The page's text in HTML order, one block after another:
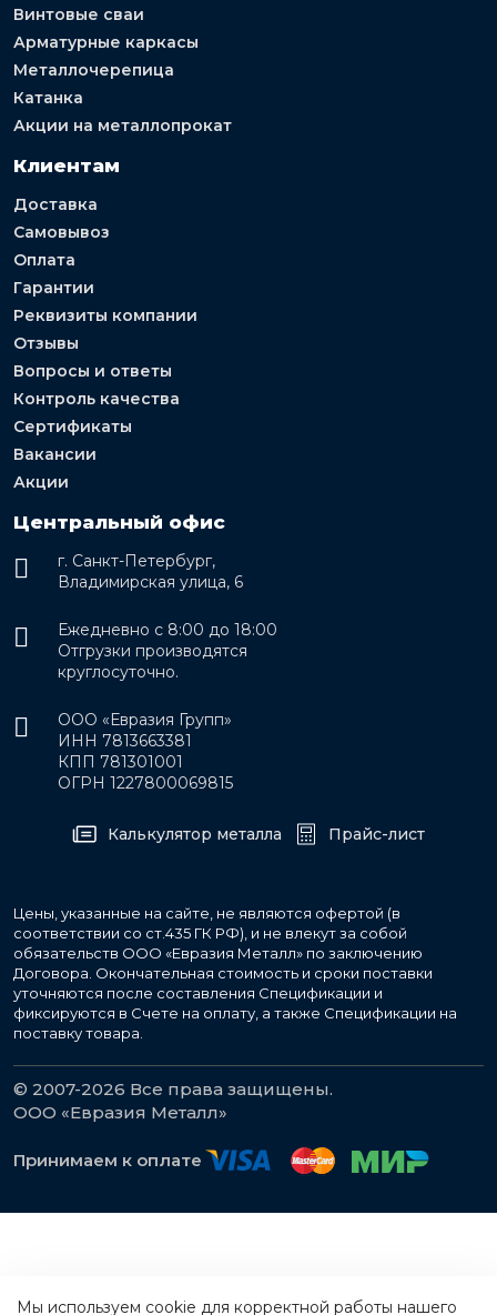
Винтовые сваи
Арматурные каркасы
Металлочерепица
Катанка
Акции на металлопрокат
Клиентам
Доставка
Самовывоз
Оплата
Гарантии
Реквизиты компании
Отзывы
Вопросы и ответы
Контроль качества
Сертификаты
Вакансии
Акции
Центральный офис
г. Санкт-Петербург,
Владимирская улица, 6
Ежедневно с 8:00 до 18:00
Отгрузки производятся
круглосуточно.
ООО «Евразия Групп»
ИНН 7813663381
КПП 781301001
ОГРН 1227800069815
Калькулятор металла Прайс-лист
Цены, указанные на сайте, не являются офертой (в
соответствии со ст.435 ГК РФ), и не влекут за собой
обязательств ООО «Евразия Металл» по заключению
Договора. Окончательная стоимость и сроки поставки
уточняются после составления Спецификации и
фиксируются в Счете на оплату, а также Спецификации на
поставку товара.
© 2007-2026 Все права защищены.
ООО «Евразия Металл»
Принимаем к оплате
Мы используем cookie для корректной работы нашего